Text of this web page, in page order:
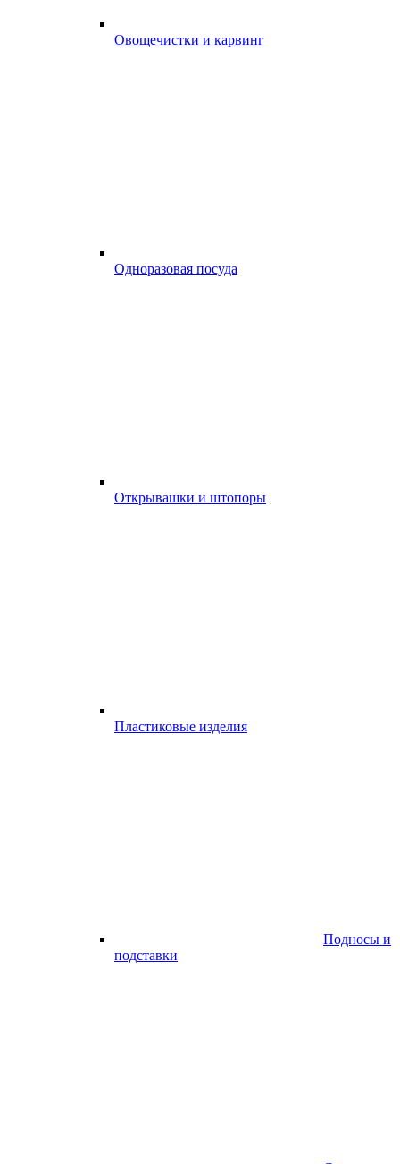
Овощечистки и карвинг
Одноразовая посуда
Открывашки и штопоры
Пластиковые изделия
Подносы и
подставки